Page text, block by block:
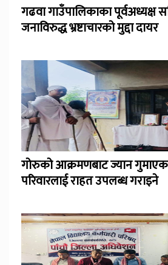
गढवा गाउँपालिकाका पूर्वअध्यक्ष
जनाविरुद्ध भ्रष्टाचारको मुद्दा दायर
गोरुको आक्रमणबाट ज्यान
परिवारलाई राहत उपलब्ध गराइने